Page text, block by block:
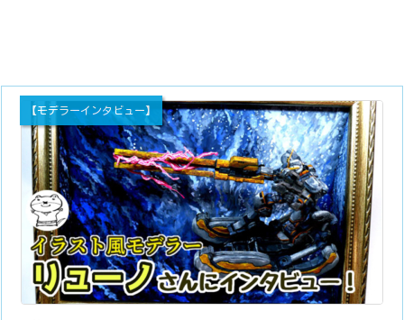
【モデラーインタビュー】